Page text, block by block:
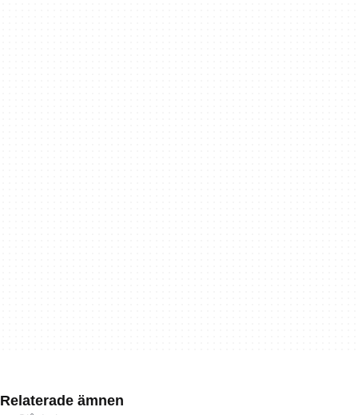
Relaterade ämnen